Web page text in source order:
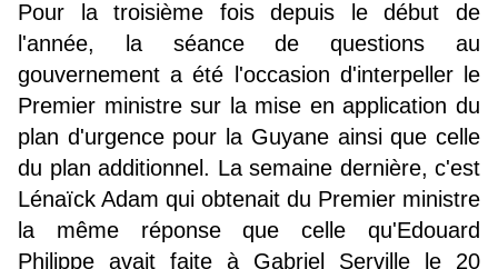
Pour la troisième fois depuis le début de
l'année, la séance de questions au
gouvernement a été l'occasion d'interpeller le
Premier ministre sur la mise en application du
plan d'urgence pour la Guyane ainsi que celle
du plan additionnel. La semaine dernière, c'est
Lénaïck Adam qui obtenait du Premier ministre
la même réponse que celle qu'Edouard
Philippe avait faite à Gabriel Serville le 20